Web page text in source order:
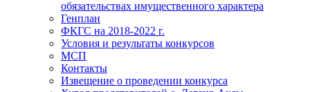
обязательствах имущественного характера
Генплан
ФКГС на 2018-2022 г.
Условия и результаты конкурсов
МСП
Контакты
Извещение о проведении конкурса